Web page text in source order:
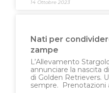
14 Ottobre 2023
Nati per
zampe
L’Allevamento
annunciare la nascita
di Golden Retrievers.
sempre. Prenotazioni